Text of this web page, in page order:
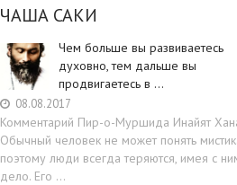
ЧАША САКИ
Чем больше вы развиваетесь
духовно, тем дальше вы
продвигаетесь в …
08.08.2017
Комментарий Пир-о-Муршида Инайят
Обычный человек не может понять
поэтому люди всегда теряются, имея с
дело. Его …